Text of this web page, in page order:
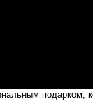
подарком,